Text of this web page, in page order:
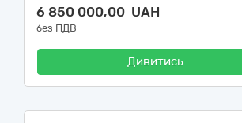
6 850 000,00 UAH
без ПДВ
Дивитись